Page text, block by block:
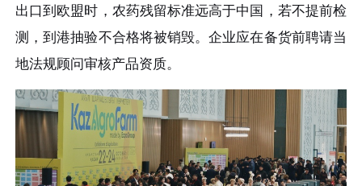
出口到欧盟时，农药残留标准远高于中国，若不提前检
测，到港抽验不合格将被销毁。企业应在备货前聘请当
地法规顾问审核产品资质。